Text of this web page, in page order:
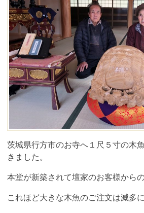
茨城県行方市のお寺へ１尺５寸の木
きました。
本堂が新築されて壇家のお客様からの
これほど大きな木魚のご注文は滅多